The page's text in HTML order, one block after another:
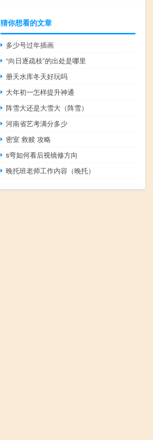
猜你想看的文章
多少号过年插画
“向日逐疏枝”的出处是哪里
册天水库冬天好玩吗
大年初一怎样提升神通
阵雪大还是大雪大（阵雪）
河南省艺考满分多少
密室 救赎 攻略
s弯如何看后视镜修方向
晚托班老师工作内容（晚托）